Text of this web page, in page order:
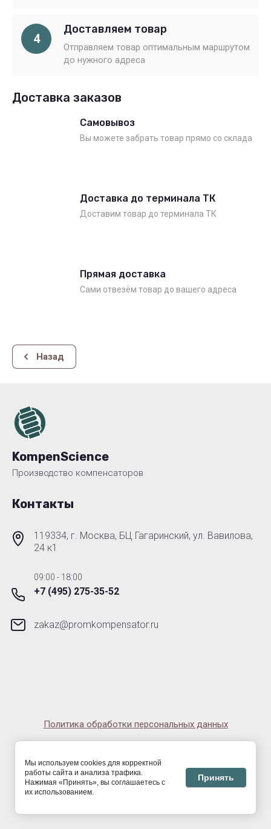
4
Доставляем товар
Отправляем товар оптимальным маршрутом
до нужного адреса
Доставка заказов
Самовывоз
Вы можете забрать товар прямо со склада
Доставка до терминала ТК
Доставим товар до терминала ТК
Прямая доставка
Сами отвезём товар до вашего адреса
Назад
KompenScience
Производство компенсаторов
Контакты
119334, г. Москва, БЦ Гагаринский, ул. Вавилова,
24 к1
09:00 - 18:00
+7 (495) 275-35-52
zakaz@promkompensator.ru
Политика обработки персональных данных
© 2014-2026 ООО «Завод «ТИК» ИНН 6685203909, ОГРН
Мы используем cookies для корректной
работы сайта и анализа трафика.
Нажимая «Принять», вы соглашаетесь с
их использованием.
Принять